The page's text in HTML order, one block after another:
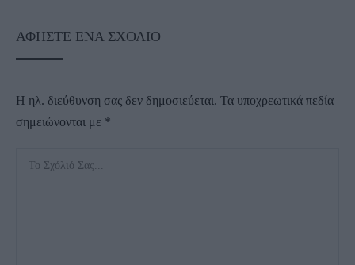
ΑΦΉΣΤΕ ΈΝΑ ΣΧΌΛΙΟ
Η ηλ. διεύθυνση σας δεν δημοσιεύεται. Τα υποχρεωτικά πεδία
σημειώνονται με *